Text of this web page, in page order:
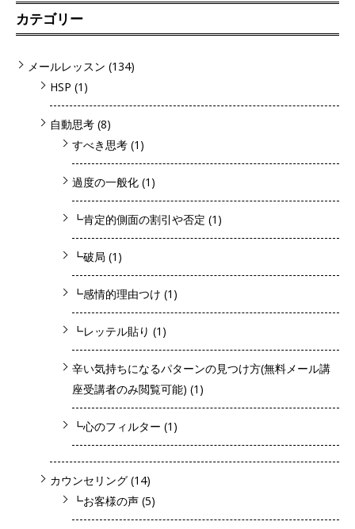
カテゴリー
メールレッスン (134)
HSP (1)
自動思考 (8)
すべき思考 (1)
過度の一般化 (1)
┗肯定的側面の割引や否定 (1)
┗破局 (1)
┗感情的理由つけ (1)
┗レッテル貼り (1)
辛い気持ちになるパターンの見つけ方(無料メール講
座受講者のみ閲覧可能) (1)
┗心のフィルター (1)
カウンセリング (14)
┗お客様の声 (5)